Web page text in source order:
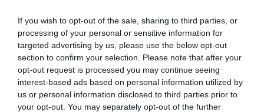
If you wish to opt-out of the sale, sharing to third parties, or
processing of your personal or sensitive information for
targeted advertising by us, please use the below opt-out
section to confirm your selection. Please note that after your
opt-out request is processed you may continue seeing
interest-based ads based on personal information utilized by
us or personal information disclosed to third parties prior to
your opt-out. You may separately opt-out of the further